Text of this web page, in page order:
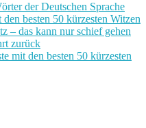
der Deutschen Sprache
besten 50 kürzesten Witzen
– das kann nur schief gehen
zurück
mit den besten 50 kürzesten